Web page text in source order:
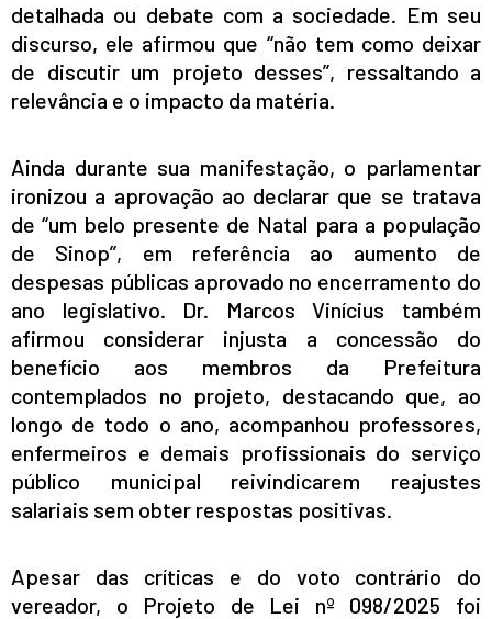
detalhada ou debate com a sociedade. Em seu
discurso, ele afirmou que “não tem como deixar
de discutir um projeto desses”, ressaltando a
relevância e o impacto da matéria.
Ainda durante sua manifestação, o parlamentar
ironizou a aprovação ao declarar que se tratava
de “um belo presente de Natal para a população
de Sinop”, em referência ao aumento de
despesas públicas aprovado no encerramento do
ano legislativo. Dr. Marcos Vinícius também
afirmou considerar injusta a concessão do
benefício aos membros da Prefeitura
contemplados no projeto, destacando que, ao
longo de todo o ano, acompanhou professores,
enfermeiros e demais profissionais do serviço
público municipal reivindicarem reajustes
salariais sem obter respostas positivas.
Apesar das críticas e do voto contrário do
vereador, o Projeto de Lei nº 098/2025 foi